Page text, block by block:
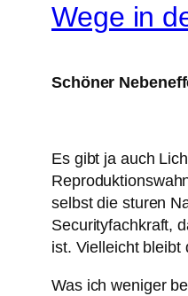
Wege in
Schöner
Es gibt ja auch
selbst die sturen
Securityfachkraft,
ist. Vielleicht bleibt
Was ich weniger